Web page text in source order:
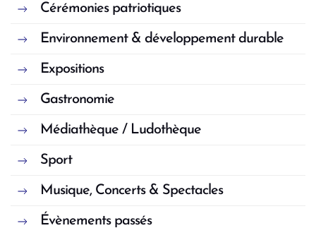
Cérémonies patriotiques
Environnement & développement durable
Expositions
Gastronomie
Médiathèque / Ludothèque
Sport
Musique, Concerts & Spectacles
Évènements passés